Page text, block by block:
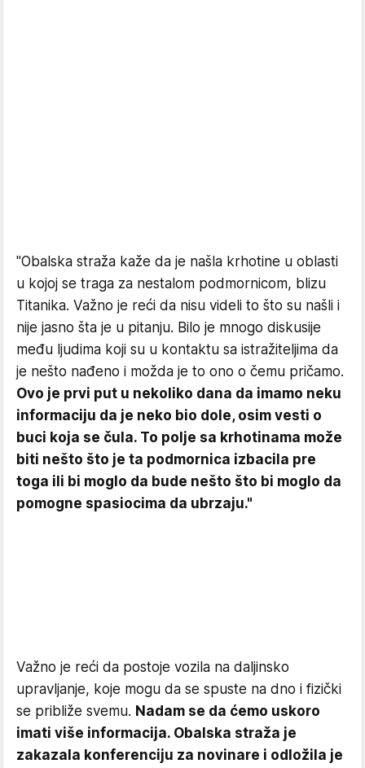
"Obalska straža kaže da je našla krhotine u oblasti
u kojoj se traga za nestalom podmornicom, blizu
Titanika. Važno je reći da nisu videli to što su našli i
nije jasno šta je u pitanju. Bilo je mnogo diskusije
među ljudima koji su u kontaktu sa istražiteljima da
je nešto nađeno i možda je to ono o čemu pričamo.
Ovo je prvi put u nekoliko dana da imamo neku
informaciju da je neko bio dole, osim vesti o
buci koja se čula. To polje sa krhotinama može
biti nešto što je ta podmornica izbacila pre
toga ili bi moglo da bude nešto što bi moglo da
pomogne spasiocima da ubrzaju."
Važno je reći da postoje vozila na daljinsko
upravljanje, koje mogu da se spuste na dno i fizički
se približe svemu. Nadam se da ćemo uskoro
imati više informacija. Obalska straža je
zakazala konferenciju za novinare i odložila je